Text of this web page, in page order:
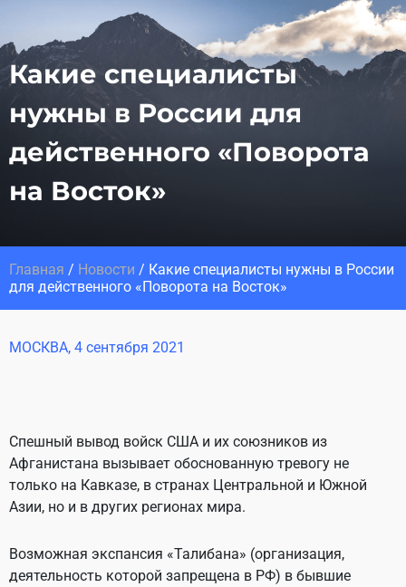
Какие специалисты
нужны в России для
действенного «Поворота
на Восток»
Главная / Новости / Какие специалисты нужны в России
для действенного «Поворота на Восток»
МОСКВА, 4 сентября 2021
Спешный вывод войск США и их союзников из
Афганистана вызывает обоснованную тревогу не
только на Кавказе, в странах Центральной и Южной
Азии, но и в других регионах мира.
Возможная экспансия «Талибана» (организация,
деятельность которой запрещена в РФ) в бывшие